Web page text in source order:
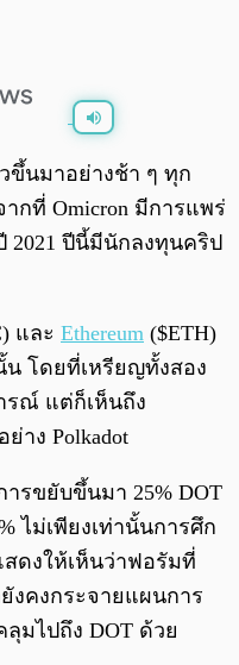
0:00
ขึ้นมาอย่างช้า ๆ ทุก
กที่ Omicron มีการแพร่
2021 ปีนี้มีนักลงทุนคริป
และ Ethereum ($ETH)
น โดยที่เหรียญทั้งสอง
รณ์ แต่ก็เห็นถึง
าง Polkadot
รขยับขึ้นมา 25% DOT
ไม่เพียงเท่านั้นการศึก
ดงให้เห็นว่าฟอรัมที่
งคงกระจายแผนการ
มไปถึง DOT ด้วย